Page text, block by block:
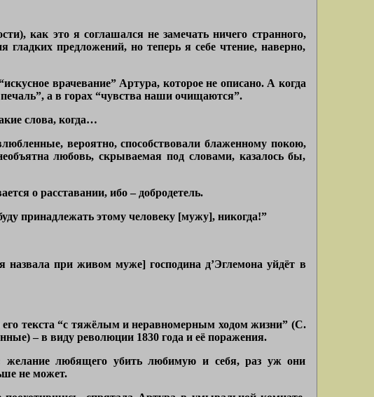
как это я соглашался не замечать ничего странного,
гладких предложений, но теперь я себе чтение, наверно,
врачевание” Артура, которое не описано. А когда
а в горах “чувства наши очищаются”.
слова, когда…
вероятно, способствовали блаженному покою,
любовь, скрываемая под словами, казалось бы,
о расставании, ибо – добродетель.
принадлежать этому человеку [мужу], никогда!”
назвала при живом муже] господина д’Эглемона уйдёт в
текста “с тяжёлым и неравномерным ходом жизни” (С.
– в виду революции 1830 года и её поражения.
любящего убить любимую и себя, раз уж они
не может.